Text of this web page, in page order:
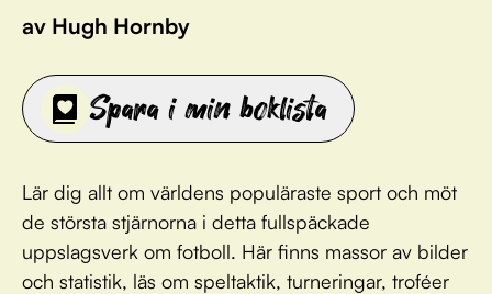
av Hugh Hornby
Spara i min boklista
Lär dig allt om världens populäraste sport och möt
de största stjärnorna i detta fullspäckade
uppslagsverk om fotboll. Här finns massor av bilder
och statistik, läs om speltaktik, turneringar, troféer